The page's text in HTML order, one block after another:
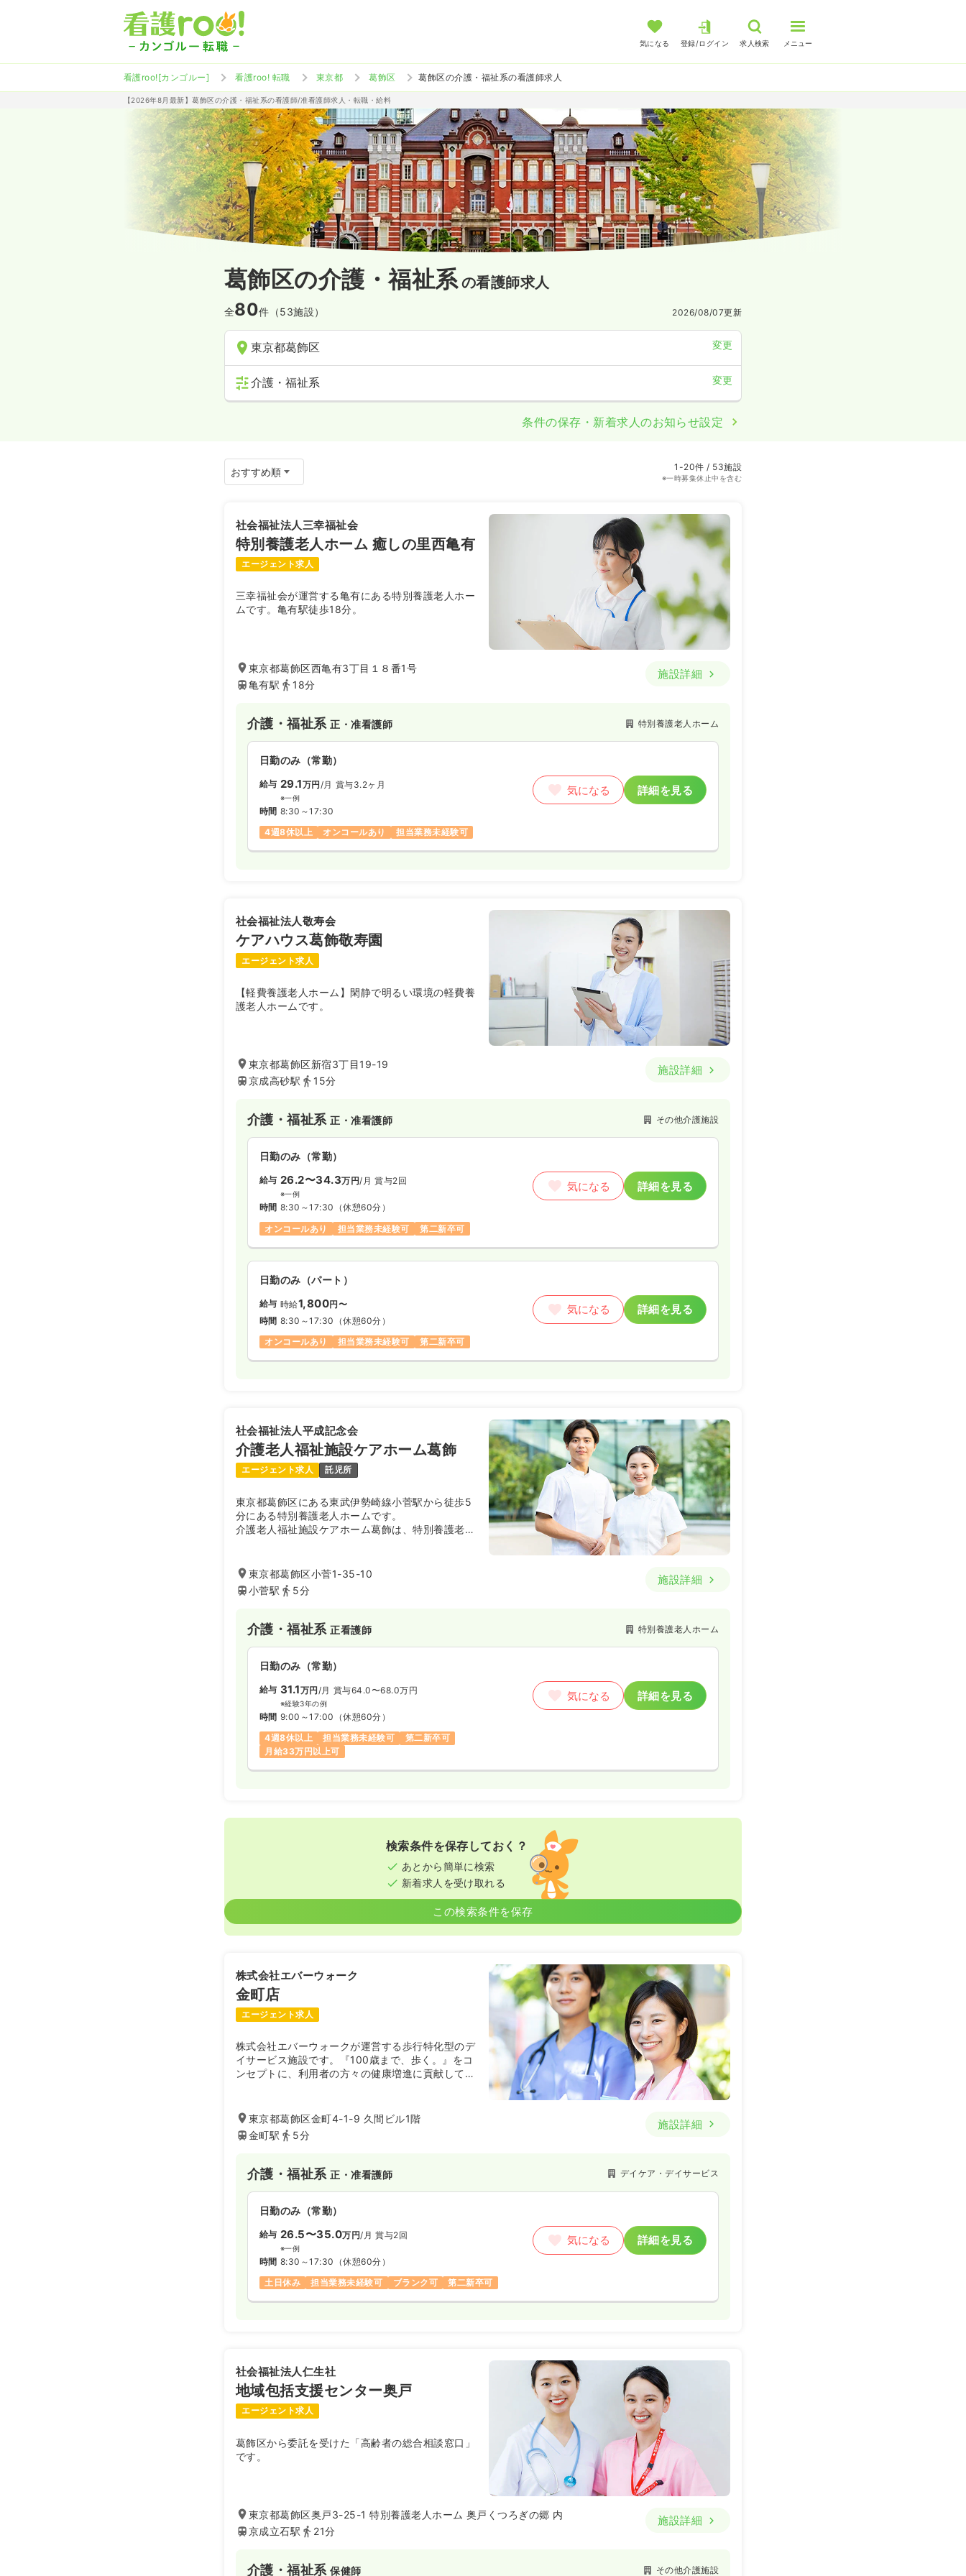
気になる 登録/ログイン 求人検索 メニュー
看護roo![カンゴルー] 看護roo! 転職 東京都 葛飾区 葛飾区の介護・福祉系の看護師求人
【2026年8月最新】葛飾区の介護・福祉系の看護師/准看護師求人・転職・給料
葛飾区の介護・福祉系の看護師求人
全80件（53施設） 2026/08/07更新
東京都葛飾区 変更
介護・福祉系 変更
条件の保存・新着求人のお知らせ設定
1-20件 / 53施設
※一時募集休止中を含む
社会福祉法人三幸福祉会
特別養護老人ホーム 癒しの里西亀有
エージェント求人
三幸福祉会が運営する亀有にある特別養護老人ホー
ムです。亀有駅徒歩18分。
東京都葛飾区西亀有3丁目１８番1号
亀有駅
18分
施設詳細
介護・福祉系正・准看護師 特別養護老人ホーム
日勤のみ（常勤）
給与 29.1万円/月 賞与3.2ヶ月
※一例
時間 8:30～17:30
4週8休以上
オンコールあり 担当業務未経験可
気になる 詳細を見る
社会福祉法人敬寿会
ケアハウス葛飾敬寿園
エージェント求人
【軽費養護老人ホーム】閑静で明るい環境の軽費養
護老人ホームです。
東京都葛飾区新宿3丁目19-19
京成高砂駅
15分
施設詳細
介護・福祉系正・准看護師 その他介護施設
日勤のみ（常勤）
給与 26.2〜34.3万円/月 賞与2回
※一例
時間 8:30～17:30 （休憩60分）
オンコールあり
担当業務未経験可 第二新卒可
気になる 詳細を見る
日勤のみ（パート）
給与 時給1,800円〜
時間 8:30～17:30 （休憩60分）
オンコールあり
担当業務未経験可 第二新卒可
気になる 詳細を見る
社会福祉法人平成記念会
介護老人福祉施設ケアホーム葛飾
エージェント求人 託児所
東京都葛飾区にある東武伊勢崎線小菅駅から徒歩5
分にある特別養護老人ホームです。
介護老人福祉施設ケアホーム葛飾は、特別養護老人
居室は、全室個室のユニット型となっており、プラ
イバシーが尊重されながらも少人数の家庭的な雰囲
気の中で、他の利用者様と楽しく過ごしていただけ
当施設の理念として「時を守り 場を清め 礼を正
す」を掲げ、ご利用者様が「その人らしく」過ごせ
るように支援し、馴染みの関係性を構築することに
より安心して過ごせる空間を提供します。また、地
により地域密着施設の実現を目指して運営に注力し
全国に26の病院を運営する平成医療福祉グループ
が運営しており、後方支援病院の世田谷記念病院、
平成扇病院が強力にサポートしていますので、もし
もの場合にも迅速な対応が可能です。
入居施設の他にも地域交流スペースを設けており、
東京都葛飾区小菅1-35-10
小菅駅
5分
施設詳細
介護・福祉系正看護師 特別養護老人ホーム
日勤のみ（常勤）
給与 31.1万円/月 賞与64.0〜68.0万円
※経験3年の例
時間 9:00～17:00 （休憩60分）
4週8休以上
担当業務未経験可
第二新卒可
月給33万円以上可
気になる 詳細を見る
検索条件を保存しておく？
あとから簡単に検索
新着求人を受け取れる
この検索条件を保存
株式会社エバーウォーク
金町店
エージェント求人
株式会社エバーウォークが運営する歩行特化型のデ
イサービス施設です。『100歳まで、歩く。』をコ
ンセプトに、利用者の方々の健康増進に貢献してい
東京都葛飾区金町4-1-9 久間ビル1階
金町駅
5分
施設詳細
介護・福祉系正・准看護師 デイケア・デイサービス
日勤のみ（常勤）
給与 26.5〜35.0万円/月 賞与2回
※一例
時間 8:30～17:30 （休憩60分）
土日休み
担当業務未経験可 ブランク可 第二新卒可
気になる 詳細を見る
社会福祉法人仁生社
地域包括支援センター奥戸
エージェント求人
葛飾区から委託を受けた「高齢者の総合相談窓口」
です。
東京都葛飾区奥戸3-25-1 特別養護老人ホーム 奥戸くつろぎの郷 内
京成立石駅
21分
施設詳細
介護・福祉系保健師 その他介護施設